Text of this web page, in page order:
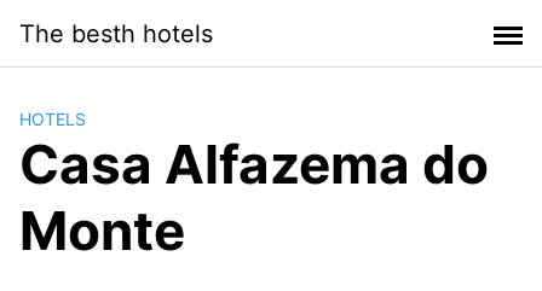
contenido
The besth hotels
HOTELS
Casa Alfazema do
Monte